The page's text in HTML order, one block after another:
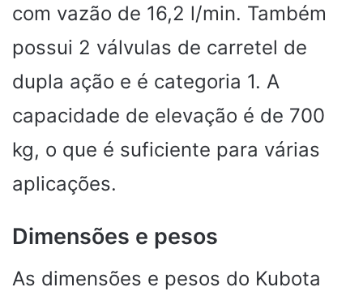
com vazão de 16,2 l/min. Também
possui 2 válvulas de carretel de
dupla ação e é categoria 1. A
capacidade de elevação é de 700
kg, o que é suficiente para várias
aplicações.
Dimensões e pesos
As dimensões e pesos do Kubota